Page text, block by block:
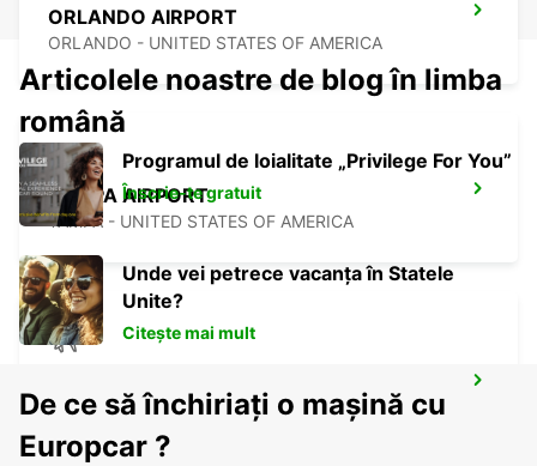
ORLANDO AIRPORT
ORLANDO - UNITED STATES OF AMERICA
TAMPA AIRPORT
TAMPA - UNITED STATES OF AMERICA
AIRPORT
GEORGETOWN - CAYMAN ISLANDS
Articolele noastre de blog în limba
română
Programul de loialitate „Privilege For You”
Înscrie-te gratuit
Unde vei petrece vacanța în Statele
Unite?
Citește mai mult
De ce să închiriați o mașină cu
Europcar ?